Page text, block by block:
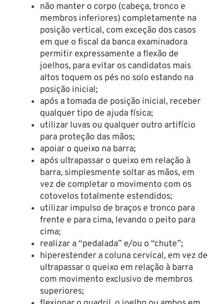
não manter o corpo (cabeça, tronco e
membros inferiores) completamente na
posição vertical, com exceção dos casos
em que o fiscal da banca examinadora
permitir expressamente a flexão de
joelhos, para evitar os candidatos mais
altos toquem os pés no solo estando na
posição inicial;
após a tomada de posição inicial, receber
qualquer tipo de ajuda física;
utilizar luvas ou qualquer outro artifício
para proteção das mãos;
apoiar o queixo na barra;
após ultrapassar o queixo em relação à
barra, simplesmente soltar as mãos, em
vez de completar o movimento com os
cotovelos totalmente estendidos;
utilizar impulso de braços e tronco para
frente e para cima, levando o peito para
cima;
realizar a “pedalada” e/ou o “chute”;
hiperestender a coluna cervical, em vez de
ultrapassar o queixo em relação à barra
com movimento exclusivo de membros
superiores;